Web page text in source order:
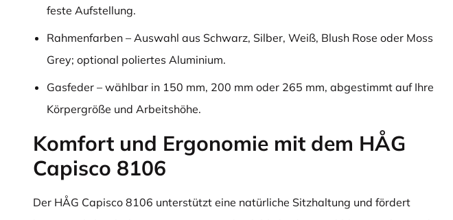
feste Aufstellung.
Rahmenfarben – Auswahl aus Schwarz, Silber, Weiß, Blush Rose oder Moss
Grey; optional poliertes Aluminium.
Gasfeder – wählbar in 150 mm, 200 mm oder 265 mm, abgestimmt auf Ihre
Körpergröße und Arbeitshöhe.
Komfort und Ergonomie mit dem HÅG
Capisco 8106
Der HÅG Capisco 8106 unterstützt eine natürliche Sitzhaltung und fördert